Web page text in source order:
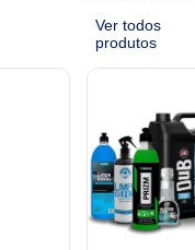
Ver todos
produtos